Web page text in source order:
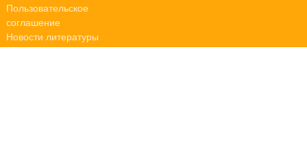
Пользовательское
соглашение
Новости литературы